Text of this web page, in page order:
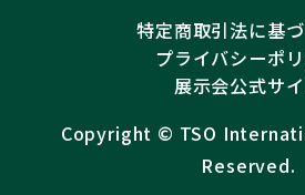
特定商取引法に基
プライバシーポ
展示会公式サ
Copyright ©︎ TSO
Reserved.